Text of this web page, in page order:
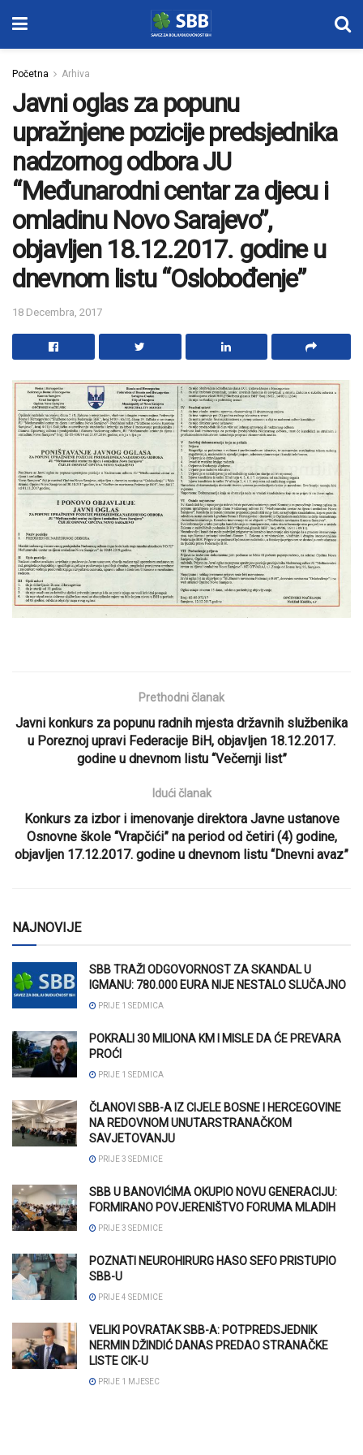
Početna Arhiva
Javni oglas za popunu
upražnjene pozicije predsjednika
nadzornog odbora JU
“Međunarodni centar za djecu i
omladinu Novo Sarajevo”,
objavljen 18.12.2017. godine u
dnevnom listu “Oslobođenje”
18 Decembra, 2017
Prethodni članak
Javni konkurs za popunu radnih mjesta državnih službenika
u Poreznoj upravi Federacije BiH, objavljen 18.12.2017.
godine u dnevnom listu “Večernji list”
Idući članak
Konkurs za izbor i imenovanje direktora Javne ustanove
Osnovne škole “Vrapčići” na period od četiri (4) godine,
objavljen 17.12.2017. godine u dnevnom listu “Dnevni avaz”
NAJNOVIJE
SBB TRAŽI ODGOVORNOST ZA SKANDAL U
IGMANU: 780.000 EURA NIJE NESTALO SLUČAJNO
PRIJE 1 SEDMICA
POKRALI 30 MILIONA KM I MISLE DA ĆE PREVARA
PROĆI
PRIJE 1 SEDMICA
ČLANOVI SBB-A IZ CIJELE BOSNE I HERCEGOVINE
NA REDOVNOM UNUTARSTRANAČKOM
SAVJETOVANJU
PRIJE 3 SEDMICE
SBB U BANOVIĆIMA OKUPIO NOVU GENERACIJU:
FORMIRANO POVJERENIŠTVO FORUMA MLADIH
PRIJE 3 SEDMICE
POZNATI NEUROHIRURG HASO SEFO PRISTUPIO
SBB-U
PRIJE 4 SEDMICE
VELIKI POVRATAK SBB-A: POTPREDSJEDNIK
NERMIN DŽINDIĆ DANAS PREDAO STRANAČKE
LISTE CIK-U
PRIJE 1 MJESEC